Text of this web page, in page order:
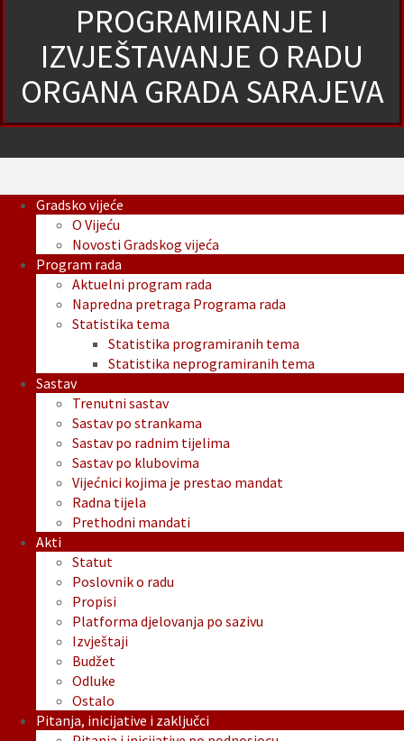
PROGRAMIRANJE I
IZVJEŠTAVANJE O RADU
ORGANA GRADA SARAJEVA
Gradsko vijeće
O Vijeću
Novosti Gradskog vijeća
Program rada
Aktuelni program rada
Napredna pretraga Programa rada
Statistika tema
Statistika programiranih tema
Statistika neprogramiranih tema
Sastav
Trenutni sastav
Sastav po strankama
Sastav po radnim tijelima
Sastav po klubovima
Vijećnici kojima je prestao mandat
Radna tijela
Prethodni mandati
Akti
Statut
Poslovnik o radu
Propisi
Platforma djelovanja po sazivu
Izvještaji
Budžet
Odluke
Ostalo
Pitanja, inicijative i zaključci